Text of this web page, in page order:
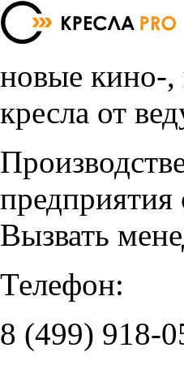
новые кино-,
кресла от
предприятия
Вызвать
Телефон:
8 (499) 918-